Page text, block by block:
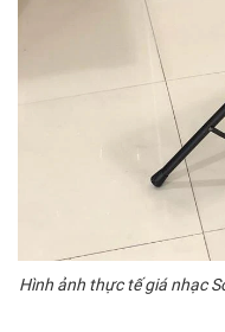
Hình ảnh thực tế giá nhạc